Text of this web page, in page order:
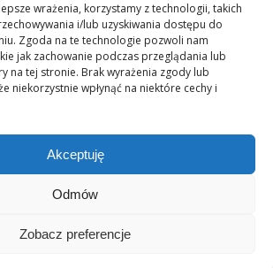
wrażenia, korzystamy z technologii, takich
i/lub uzyskiwania dostępu do
Zgoda na te technologie pozwoli nam
jak zachowanie podczas przeglądania lub
na tej stronie. Brak wyrażenia zgody lub
niekorzystnie wpłynąć na niektóre cechy i
Akceptuję
Odmów
Zobacz preferencje